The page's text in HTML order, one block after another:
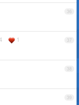
36
37
1
38
39